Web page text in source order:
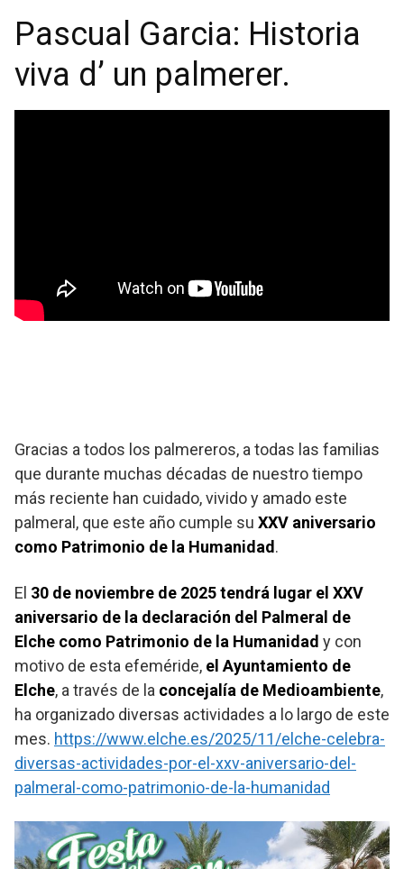
Pascual Garcia: Historia
viva d’ un palmerer.
Gracias a todos los palmereros, a todas las familias
que durante muchas décadas de nuestro tiempo
más reciente han cuidado, vivido y amado este
palmeral, que este año cumple su XXV aniversario
como Patrimonio de la Humanidad .
El 30 de noviembre de 2025 tendrá lugar el XXV
aniversario de la declaración del Palmeral de
Elche como Patrimonio de la Humanidad y con
motivo de esta efeméride, el Ayuntamiento de
Elche, a través de la concejalía de Medioambiente,
ha organizado diversas actividades a lo largo de este
mes. https://www.elche.es/2025/11/elche-celebra-
diversas-actividades-por-el-xxv-aniversario-del-
palmeral-como-patrimonio-de-la-humanidad